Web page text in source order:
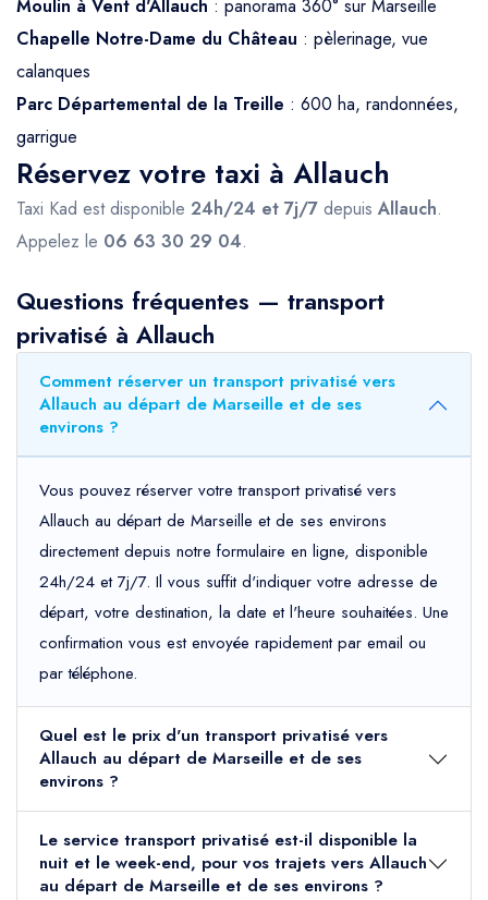
Moulin à Vent d'Allauch : panorama 360° sur Marseille
Chapelle Notre-Dame du Château : pèlerinage, vue
calanques
Parc Départemental de la Treille : 600 ha, randonnées,
garrigue
Réservez votre taxi à Allauch
Taxi Kad est disponible 24h/24 et 7j/7 depuis Allauch.
Appelez le 06 63 30 29 04.
Questions fréquentes — transport
privatisé à Allauch
Comment réserver un transport privatisé vers
Allauch au départ de Marseille et de ses
environs ?
Vous pouvez réserver votre transport privatisé vers
Allauch au départ de Marseille et de ses environs
directement depuis notre formulaire en ligne, disponible
24h/24 et 7j/7. Il vous suffit d'indiquer votre adresse de
départ, votre destination, la date et l'heure souhaitées. Une
confirmation vous est envoyée rapidement par email ou
par téléphone.
Quel est le prix d'un transport privatisé vers
Allauch au départ de Marseille et de ses
environs ?
Le service transport privatisé est-il disponible la
nuit et le week-end, pour vos trajets vers Allauch
au départ de Marseille et de ses environs ?